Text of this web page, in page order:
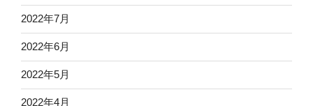
2022年7月
2022年6月
2022年5月
2022年4月